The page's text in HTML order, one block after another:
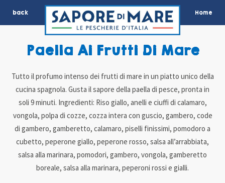
back Home
Paella Ai Frutti Di Mare
Tutto il profumo intenso dei frutti di mare in un piatto unico della
cucina spagnola. Gusta il sapore della paella di pesce, pronta in
soli 9 minuti. Ingredienti: Riso giallo, anelli e ciuffi di calamaro,
vongola, polpa di cozze, cozza intera con guscio, gambero, code
di gambero, gamberetto, calamaro, piselli finissimi, pomodoro a
cubetto, peperone giallo, peperone rosso, salsa all’arrabbiata,
salsa alla marinara, pomodori, gambero, vongola, gamberetto
boreale, salsa alla marinara, peperoni rossi e gialli.